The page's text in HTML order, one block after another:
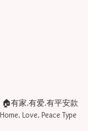
🏠有家.有爱.有平安款
Love. Peace Type